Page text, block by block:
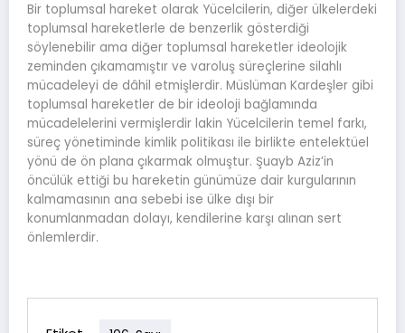
Bir toplumsal hareket olarak Yücelcilerin, diğer ülkelerdeki
toplumsal hareketlerle de benzerlik gösterdiği
söylenebilir ama diğer toplumsal hareketler ideolojik
zeminden çıkamamıştır ve varoluş süreçlerine silahlı
mücadeleyi de dâhil etmişlerdir. Müslüman Kardeşler gibi
toplumsal hareketler de bir ideoloji bağlamında
mücadelelerini vermişlerdir lakin Yücelcilerin temel farkı,
süreç yönetiminde kimlik politikası ile birlikte entelektüel
yönü de ön plana çıkarmak olmuştur. Şuayb Aziz’in
öncülük ettiği bu hareketin günümüze dair kurgularının
kalmamasının ana sebebi ise ülke dışı bir
konumlanmadan dolayı, kendilerine karşı alınan sert
önlemlerdir.